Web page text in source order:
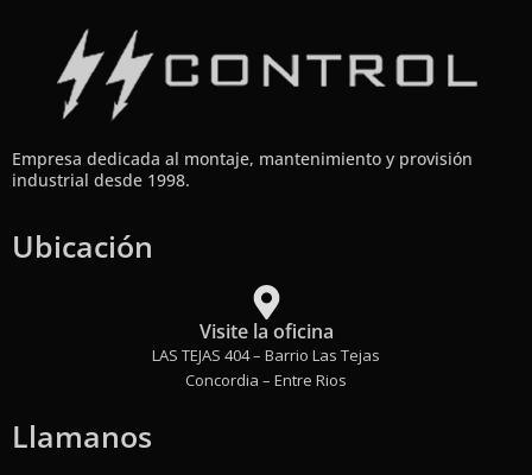
Empresa dedicada al montaje, mantenimiento y provisión
industrial desde 1998.
Ubicación
Visite la oficina
LAS TEJAS 404 – Barrio Las Tejas
Concordia – Entre Rios
Llamanos